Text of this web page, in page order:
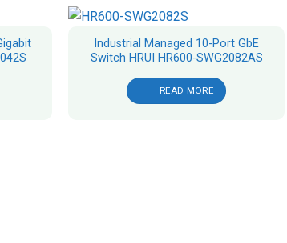
Industrial Managed 10-Port GbE
Switch HRUI HR600-SWG2082AS
READ MORE